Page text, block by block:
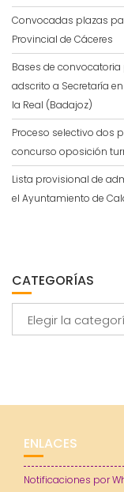
Convocadas plazas
Provincial de Cáceres
Bases de
adscrito a Secretaría
la Real (Badajoz)
Proceso selectivo dos
concurso oposición
Lista provisional de
el Ayuntamiento de
CATEGORÍAS
ENLACES
Notificaciones por